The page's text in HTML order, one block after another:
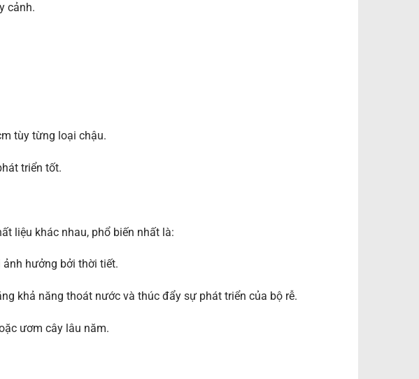
cảnh.
tùy từng loại chậu.
triển tốt.
liệu khác nhau, phổ biến nhất là:
ảnh hưởng bởi thời tiết.
khả năng thoát nước và thúc đẩy sự phát triển của bộ rễ.
ươm cây lâu năm.